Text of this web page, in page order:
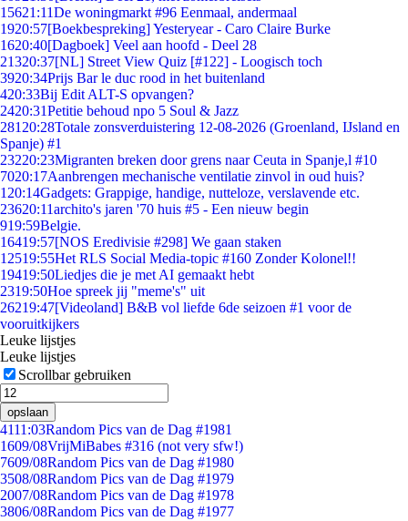
15621:11De woningmarkt #96 Eenmaal, andermaal
1920:57[Boekbespreking] Yesteryear - Caro Claire Burke
1620:40[Dagboek] Veel aan hoofd - Deel 28
21320:37[NL] Street View Quiz [#122] - Loogisch toch
3920:34Prijs Bar le duc rood in het buitenland
420:33Bij Edit ALT-S opvangen?
2420:31Petitie behoud npo 5 Soul & Jazz
281 20:28Totale zonsverduistering 12-08-2026 (Groenland, IJsland en
Spanje) #1
23220:23Migranten breken door grens naar Ceuta in Spanje,l #10
7020:17Aanbrengen mechanische ventilatie zinvol in oud huis?
1 20:14Gadgets: Grappige, handige, nutteloze, verslavende etc.
23620:11archito's jaren '70 huis #5 - Een nieuw begin
919:59Belgie.
16419:57[NOS Eredivisie #298] We gaan staken
12519:55Het RLS Social Media-topic #160 Zonder Kolonel!!
19419:50Liedjes die je met AI gemaakt hebt
2319:50Hoe spreek jij "meme's" uit
26219:47[Videoland] B&B vol liefde 6de seizoen #1 voor de
vooruitkijkers
Leuke lijstjes
Leuke lijstjes
Scrollbar gebruiken
opslaan
4111:03Random Pics van de Dag #1981
1609/08VrijMiBabes #316 (not very sfw!)
7609/08Random Pics van de Dag #1980
3508/08Random Pics van de Dag #1979
2007/08Random Pics van de Dag #1978
3806/08Random Pics van de Dag #1977